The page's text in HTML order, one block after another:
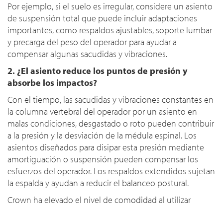
Por ejemplo, si el suelo es irregular, considere un asiento
de suspensión total que puede incluir adaptaciones
importantes, como respaldos ajustables, soporte lumbar
y precarga del peso del operador para ayudar a
compensar algunas sacudidas y vibraciones.
2. ¿El asiento reduce los puntos de presión y
absorbe los impactos?
Con el tiempo, las sacudidas y vibraciones constantes en
la columna vertebral del operador por un asiento en
malas condiciones, desgastado o roto pueden contribuir
a la presión y la desviación de la médula espinal. Los
asientos diseñados para disipar esta presión mediante
amortiguación o suspensión pueden compensar los
esfuerzos del operador. Los respaldos extendidos sujetan
la espalda y ayudan a reducir el balanceo postural.
Crown ha elevado el nivel de comodidad al utilizar